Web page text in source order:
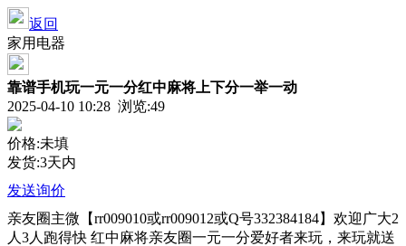
返回
家用电器
靠谱手机玩一元一分红中麻将上下分一举一动
2025-04-10 10:28 浏览:49
价格:未填
发货:3天内
发送询价
亲友圈主微【rr009010或rr009012或Q号332384184】欢迎广大2
人3人跑得快 红中麻将亲友圈一元一分爱好者来玩，来玩就送